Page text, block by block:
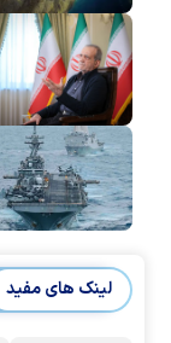
لینک های مفید